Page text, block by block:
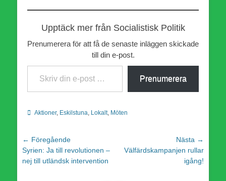
Upptäck mer från Socialistisk Politik
Prenumerera för att få de senaste inläggen skickade
till din e-post.
Skriv din e-post …
Prenumerera
Kategorier
Aktioner, Eskilstuna Lokalt, Möten
Inläggsnavigering
← Föregående
Föregående
inlägg:
Syrien: Ja till revolutionen –
nej till utländsk intervention
Nästa →
NästaVälfärdskampanjen rullar
igång!